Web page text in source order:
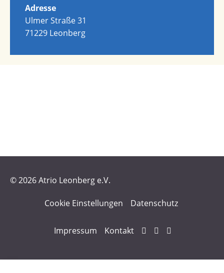
Adresse
Ulmer Straße 31
71229 Leonberg
© 2026 Atrio Leonberg e.V.
Cookie Einstellungen Datenschutz
Impressum Kontakt
Atrio Leonberg auf
Instagram von